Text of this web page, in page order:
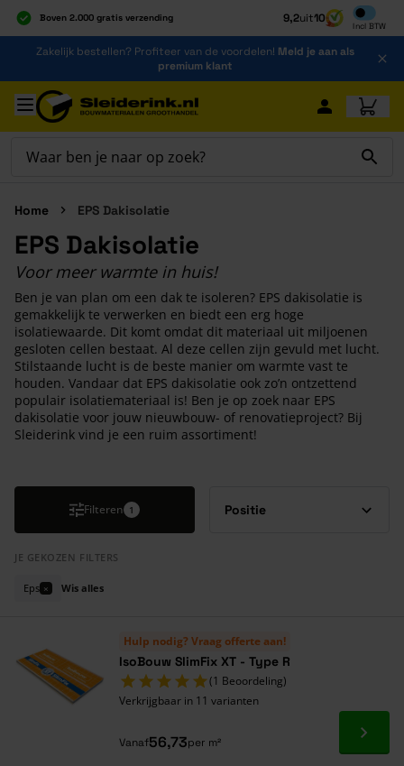
Boven 2.000 gratis verzending
Al 40 jaar dé specialist
Alles onder één dak
9,2uit10
Incl BTW
Inclusief
Ga naar de inhoud
Zakelijk bestellen? Profiteer van de voordelen! Meld je aan als
premium klant
Ga naar hoofdinhoud
Home EPS Dakisolatie
EPS Dakisolatie
Voor meer warmte in huis!
Ben je van plan om een dak te isoleren? EPS dakisolatie is
gemakkelijk te verwerken en biedt een erg hoge
isolatiewaarde. Dit komt omdat dit materiaal uit miljoenen
gesloten cellen bestaat. Al deze cellen zijn gevuld met lucht.
Stilstaande lucht is de beste manier om warmte vast te
houden. Vandaar dat EPS dakisolatie ook zo’n ontzettend
populair isolatiemateriaal is! Ben je op zoek naar EPS
dakisolatie voor jouw nieuwbouw- of renovatieproject? Bij
Sleiderink vind je een ruim assortiment!
Filteren 1
JE GEKOZEN FILTERS
Eps × Wis alles
Hulp nodig? Vraag offerte aan!
IsoBouw SlimFix XT - Type R
(1 Beoordeling)
Verkrijgbaar in 11 varianten
Vanaf56,73per m² Ga